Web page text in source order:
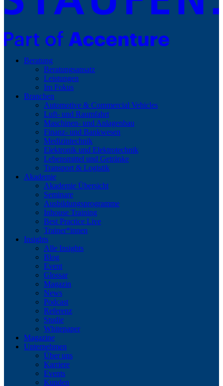
Beratung
Beratungsansatz
Leistungen
Im Fokus
Branchen
Automotive & Commercial Vehicles
Luft- und Raumfahrt
Maschinen- und Anlagenbau
Finanz- und Bankwesen
Medizintechnik
Elektronik und Elektrotechnik
Lebensmittel und Getränke
Transport & Logistik
Akademie
Akademie Übersicht
Seminare
Ausbildungsprogramme
Inhouse Training
Best Practice Live
Trainer*innen
Insights
Alle Insights
Blog
Event
Glossar
Magazin
News
Podcast
Referenz
Studie
Whitepaper
Magazine
Unternehmen
Über uns
Karriere
Events
Kunden